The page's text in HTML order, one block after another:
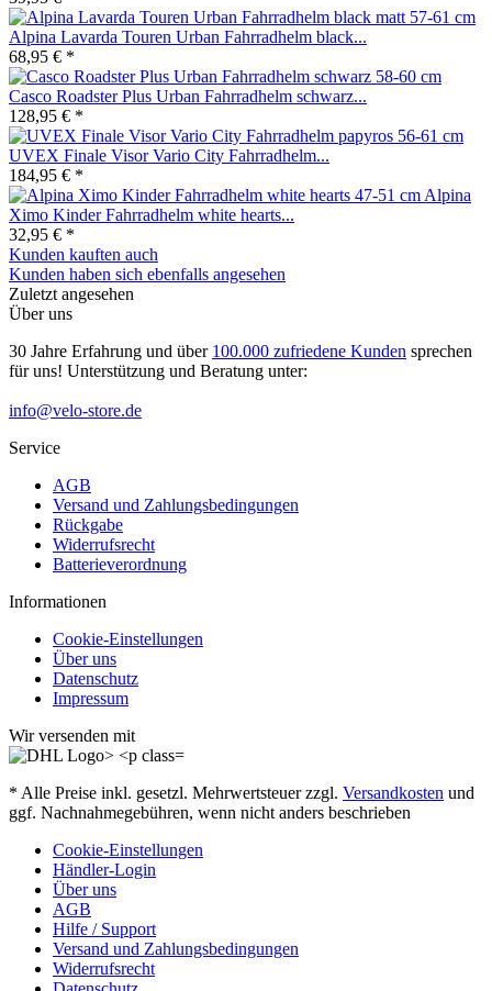
Alpina Lavarda Touren Urban Fahrradhelm black...
68,95 € *
Casco Roadster Plus Urban Fahrradhelm schwarz...
128,95 € *
UVEX Finale Visor Vario City Fahrradhelm...
184,95 € *
Alpina
Ximo Kinder Fahrradhelm white hearts...
32,95 € *
Kunden kauften auch
Kunden haben sich ebenfalls angesehen
Zuletzt angesehen
Über uns
30 Jahre Erfahrung und über 100.000 zufriedene Kunden sprechen
für uns! Unterstützung und Beratung unter:
info@velo-store.de
Service
AGB
Versand und Zahlungsbedingungen
Rückgabe
Widerrufsrecht
Batterieverordnung
Informationen
Cookie-Einstellungen
Über uns
Datenschutz
Impressum
Wir versenden mit
* Alle Preise inkl. gesetzl. Mehrwertsteuer zzgl. Versandkosten und
ggf. Nachnahmegebühren, wenn nicht anders beschrieben
Cookie-Einstellungen
Händler-Login
Über uns
AGB
Hilfe / Support
Versand und Zahlungsbedingungen
Widerrufsrecht